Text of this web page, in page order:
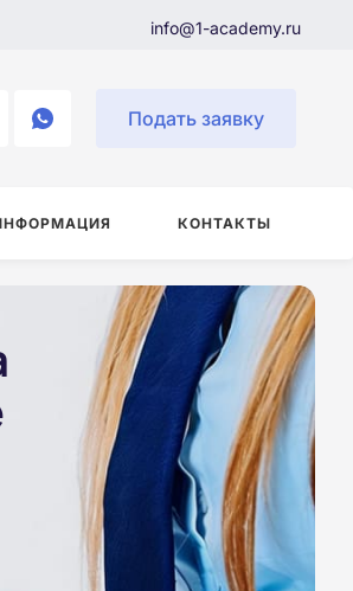
info@1-academy.ru
Подать заявку
КОНТАКТЫ